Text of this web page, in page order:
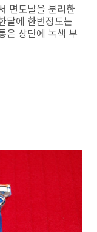
면도날을 분리한
달에 한번정도는
은 상단에 녹색 부